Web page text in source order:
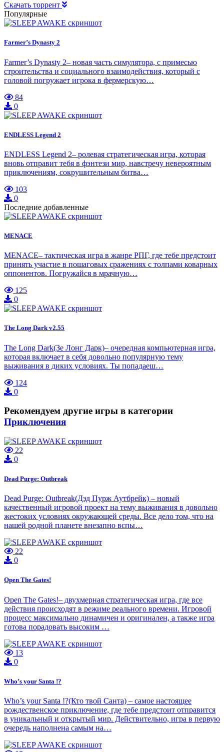
Скачать торрент
Популярные
Farmer’s Dynasty 2
Farmer’s Dynasty 2– новая часть симулятора, с примесью
строительства и социального взаимодействия, который с
головой погружает игрока в фермерскую…
84
0
ENDLESS Legend 2
ENDLESS Legend 2– ролевая стратегическая игра, которая
вновь отправит тебя в фэнтези мир, навстречу невероятным
приключениям, сокрушительным битва…
103
0
Последние добавленные
MENACE
MENACE– тактическая игра в жанре РПГ, где тебе предстоит
принять участие в пошаговых сражениях с толпами коварных
оппонентов. Погружайся в мрачную…
125
0
The Long Dark v2.55
The Long Dark(Зе Лонг Дарк)– очередная компьютерная игра,
которая включает в себя довольно популярную тему
выживания в диких условиях. Ты попадаеш…
124
0
Рекомендуем другие игры в категории
Приключения
22
0
Dead Purge: Outbreak
Dead Purge: Outbreak(Дэд Пурж Аутбрейк) – новый
качественный игровой проект на тему выживания в довольно
жестоких условиях окружающей среды. Все дело том, что на
нашей родной планете внезапно вспы…
22
0
Open The Gates!
Open The Gates!– двухмерная стратегическая игра, где все
действия происходят в режиме реального времени. Игровой
процесс максимально динамичен и оригинален, а также игра
готова порадовать высоким …
13
0
Who’s your Santa !?
Who’s your Santa !?(Кто твой Санта) – самое настоящее
рождественское приключение, где тебе предстоит отправится
в уникальный и открытый мир. Действительно, игра в первую
очередь наполнена самым на…